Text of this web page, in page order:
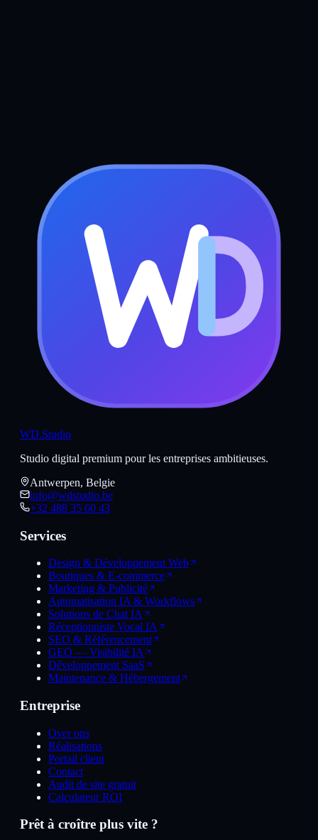
WD.Studio
Studio digital premium pour les entreprises ambitieuses.
Antwerpen, Belgie
info@wdstudio.be
+32 488 35 60 43
Services
Design & Développement Web
Boutiques & E-commerce
Marketing & Publicité
Automatisation IA & Workflows
Solutions de Chat IA
Réceptionniste Vocal IA
SEO & Référencement
GEO — Visibilité IA
Développement SaaS
Maintenance & Hébergement
Entreprise
Over ons
Réalisations
Portail client
Contact
Audit de site gratuit
Calculateur ROI
Prêt à croître plus vite ?